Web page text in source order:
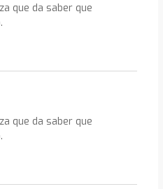
que da saber que
que da saber que